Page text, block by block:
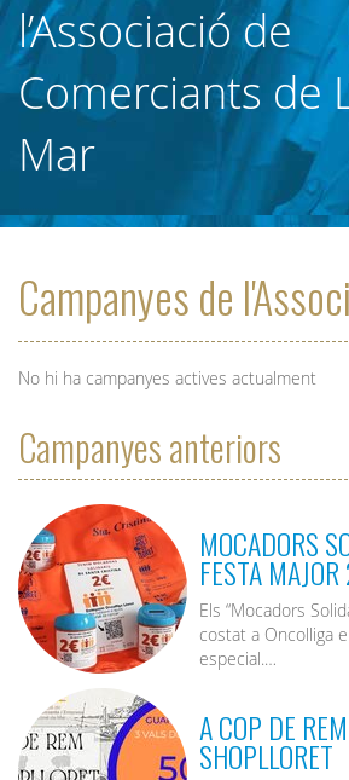
l’Associació de
Comerciants de
Mar
Campanyes de
No hi ha campanyes actives actualment
Campanyes anteriors
MOCADORS
FESTA
Els “Mocadors
costat a Oncolliga
especial.…
A COP DE
SHOPLLORET